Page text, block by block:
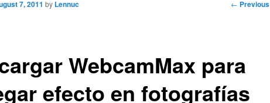
Post
← Previous
WebcamMax para
efecto en fotografías
7, 2011 by Lennuc